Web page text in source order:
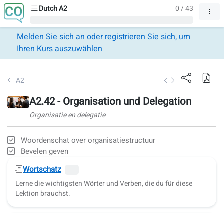
Dutch A2 0 / 43
Melden Sie sich an oder registrieren Sie sich, um
Ihren Kurs auszuwählen
A2
A2.42 - Organisation und Delegation
Organisatie en delegatie
Woordenschat over organisatiestructuur
Bevelen geven
Wortschatz
Lerne die wichtigsten Wörter und Verben, die du für diese
Lektion brauchst.